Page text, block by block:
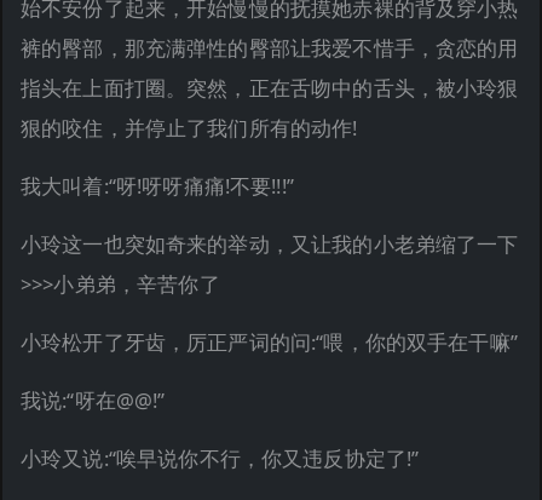
始不安份了起来，开始慢慢的抚摸她赤裸的背及穿小热
裤的臀部，那充满弹性的臀部让我爱不惜手，贪恋的用
指头在上面打圈。突然，正在舌吻中的舌头，被小玲狠
狠的咬住，并停止了我们所有的动作!
我大叫着:“呀!呀呀痛痛!不要!!!”
小玲这一也突如奇来的举动，又让我的小老弟缩了一下
>>>小弟弟，辛苦你了
小玲松开了牙齿，厉正严词的问:“喂，你的双手在干嘛”
我说:“呀在@@!”
小玲又说:“唉早说你不行，你又违反协定了!”